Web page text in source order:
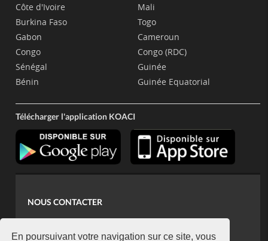
En poursuivant votre navigation sur ce site, vous
Côte d'Ivoire
Burkina Faso
Gabon
Congo
Sénégal
Bénin
Mali
Togo
Cameroun
Congo (RDC)
Guinée
Guinée Equatorial
Télécharger l'application KOACI
NOUS CONTACTER